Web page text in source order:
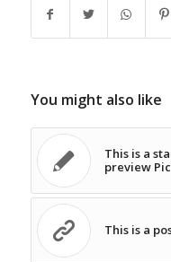
You might also like
This is a
preview
This is a